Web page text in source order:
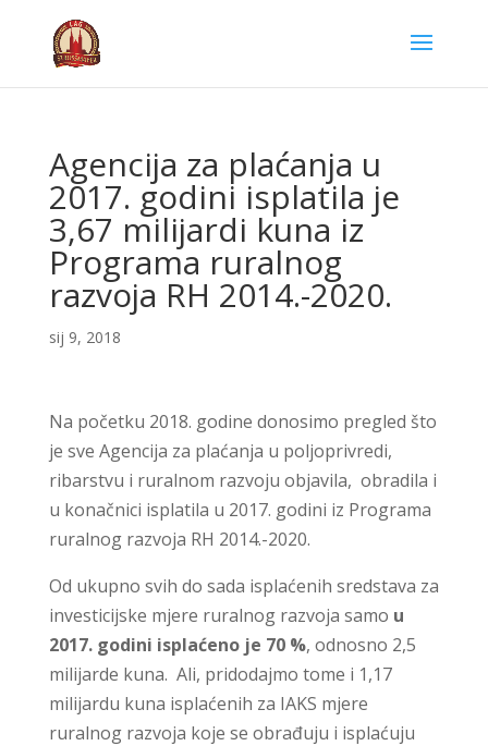
Agencija za plaćanja u
2017. godini isplatila je
3,67 milijardi kuna iz
Programa ruralnog
razvoja RH 2014.-2020.
sij 9, 2018
Na početku 2018. godine donosimo pregled što
je sve Agencija za plaćanja u poljoprivredi,
ribarstvu i ruralnom razvoju objavila, obradila i
u konačnici isplatila u 2017. godini iz Programa
ruralnog razvoja RH 2014.-2020.
Od ukupno svih do sada isplaćenih sredstava za
investicijske mjere ruralnog razvoja samo u
2017. godini isplaćeno je 70 %, odnosno 2,5
milijarde kuna. Ali, pridodajmo tome i 1,17
milijardu kuna isplaćenih za IAKS mjere
ruralnog razvoja koje se obrađuju i isplaćuju